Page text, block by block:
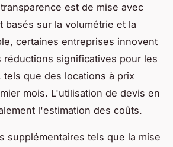
est de mise avec
basés sur la volumétrie et la
certaines entreprises innovent
réductions significatives pour les
tels que des locations à prix
mois. L'utilisation de devis en
l'estimation des coûts.
supplémentaires tels que la mise